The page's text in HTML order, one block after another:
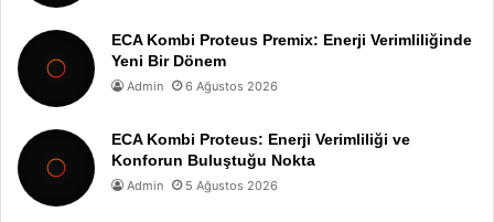
ECA Kombi Proteus Premix: Enerji Verimliliğinde
Yeni Bir Dönem
Admin 6 Ağustos 2026
ECA Kombi Proteus: Enerji Verimliliği ve
Konforun Buluştuğu Nokta
Admin 5 Ağustos 2026